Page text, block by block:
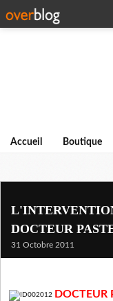
Accueil Boutique
DOCTEUR
31 Octobre 2011
DOCTEUR